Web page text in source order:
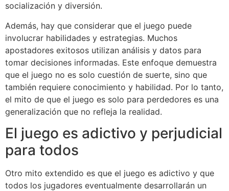
socialización y diversión.
Además, hay que considerar que el juego puede
involucrar habilidades y estrategias. Muchos
apostadores exitosos utilizan análisis y datos para
tomar decisiones informadas. Este enfoque demuestra
que el juego no es solo cuestión de suerte, sino que
también requiere conocimiento y habilidad. Por lo tanto,
el mito de que el juego es solo para perdedores es una
generalización que no refleja la realidad.
El juego es adictivo y perjudicial
para todos
Otro mito extendido es que el juego es adictivo y que
todos los jugadores eventualmente desarrollarán un